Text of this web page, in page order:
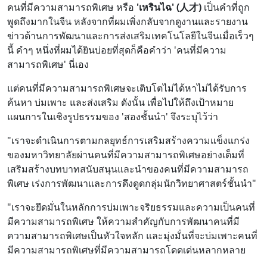
คนที่มีความสามารถพิเศษ หรือ 'เหรินไฉ' (人才) เป็นคำที่ถูก
พูดถึงมากในจีน หลังจากที่ผมเพิ่งกลับจากดูงานและรายงาน
ข่าวด้านการพัฒนาและการส่งเสริมเทคโนโลยีในจีนเมื่อเร็วๆ
นี้ คำๆ หนึ่งที่ผมได้ยินบ่อยที่สุดก็คือคำว่า 'คนที่มีความ
สามารถพิเศษ' นี่เอง
แต่คนที่มีความสามารถพิเศษจะเติบโตไม่ได้หาไม่ได้รับการ
ค้นหา บ่มเพาะ และส่งเสริม ดังนั้น เพื่อไปให้ถึงเป้าหมาย
แผนการในเชิงรูปธรรมของ 'สองชั้นนำ' จึงระบุไว้ว่า
"เราจะดำเนินการตามกลยุทธ์การเสริมสร้างความแข็งแกร่ง
ของมหาวิทยาลัยผ่านคนที่มีความสามารถพิเศษอย่างเต็มที่
เสริมสร้างบทบาทสนับสนุนและนำของคนที่มีความสามารถ
พิเศษ เร่งการพัฒนาและการดึงดูดกลุ่มนักวิทยาศาสตร์ชั้นนำ"
"เราจะยึดมั่นในหลักการบ่มเพาะจริยธรรมและความเป็นคนที่
มีความสามารถพิเศษ ให้ความสำคัญกับการพัฒนาคนที่มี
ความสามารถพิเศษเป็นหัวใจหลัก และมุ่งมั่นที่จะบ่มเพาะคนที่
มีความสามารถพิเศษที่มีความสามารถโดดเด่นหลากหลาย